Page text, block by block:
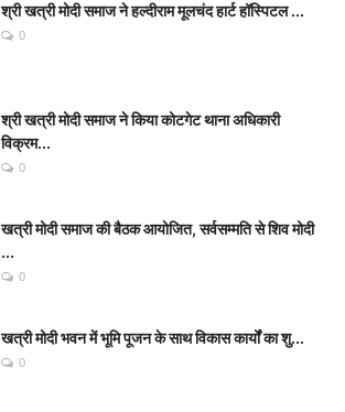
श्री खत्री मोदी समाज ने हल्दीराम मूलचंद हार्ट हॉस्पिटल ...
0
श्री खत्री मोदी समाज ने किया कोटगेट थाना अधिकारी
विक्रम...
0
खत्री मोदी समाज की बैठक आयोजित, सर्वसम्मति से शिव मोदी
...
0
खत्री मोदी भवन में भूमि पूजन के साथ विकास कार्यों का शु...
0